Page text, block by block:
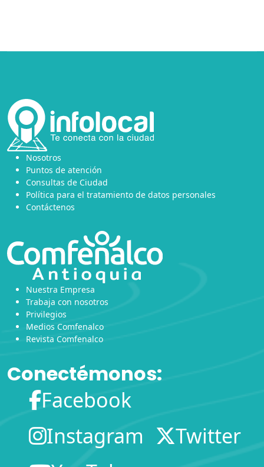
Nosotros
Puntos de atención
Consultas de Ciudad
Política para el tratamiento de datos personales
Contáctenos
Nuestra Empresa
Trabaja con nosotros
Privilegios
Medios Comfenalco
Revista Comfenalco
Conectémonos:
Facebook
Instagram
Twitter